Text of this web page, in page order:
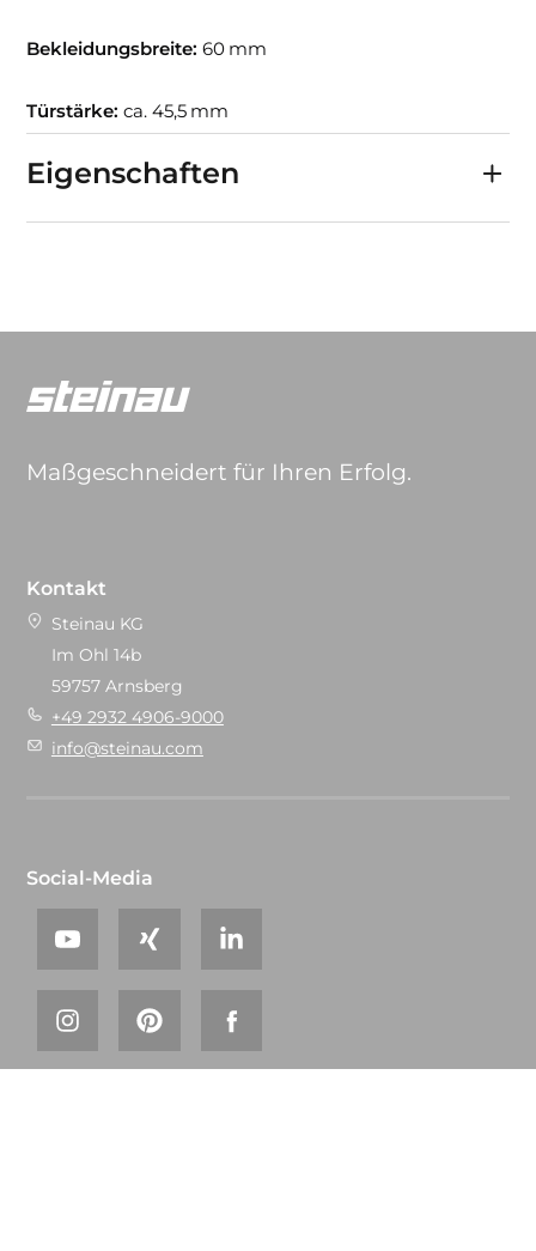
Bekleidungsbreite:60 mm
Türstärke: ca. 45,5 mm
Eigenschaften
Maßgeschneidert für Ihren Erfolg.
Kontakt
Steinau KG
Im Ohl 14b
59757 Arnsberg
+49 2932 4906-9000
info@steinau.com
Social-Media